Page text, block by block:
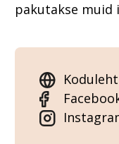
pakutakse muid
Koduleht